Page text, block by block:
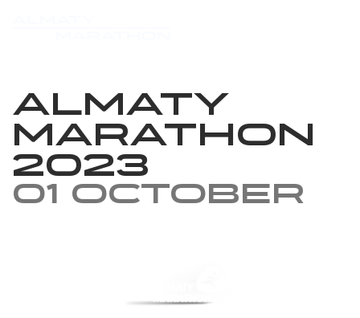
Almaty
marathon
2023
01 October